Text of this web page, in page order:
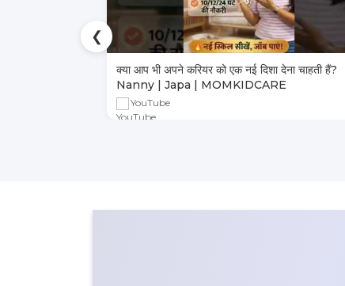
क्या आप भी अपने करियर को एक नई दिशा देना चाहती हैं?
Nanny | Japa | MOMKIDCARE
YouTube
❮